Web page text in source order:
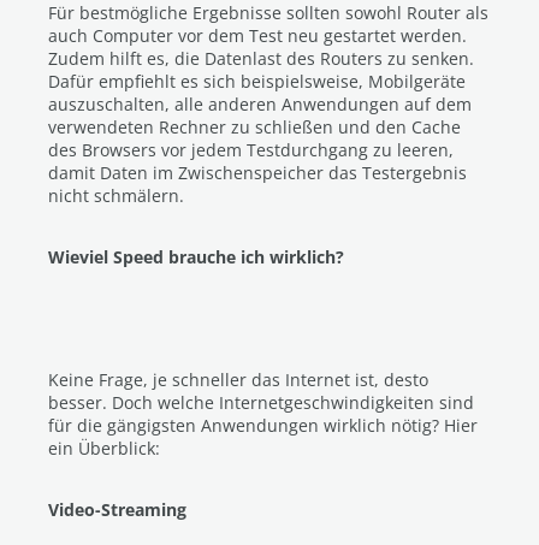
Für bestmögliche Ergebnisse sollten sowohl Router als
auch Computer vor dem Test neu gestartet werden.
Zudem hilft es, die Datenlast des Routers zu senken.
Dafür empfiehlt es sich beispielsweise, Mobilgeräte
auszuschalten, alle anderen Anwendungen auf dem
verwendeten Rechner zu schließen und den Cache
des Browsers vor jedem Testdurchgang zu leeren,
damit Daten im Zwischenspeicher das Testergebnis
nicht schmälern.
Wieviel Speed brauche ich wirklich?
Keine Frage, je schneller das Internet ist, desto
besser. Doch welche Internetgeschwindigkeiten sind
für die gängigsten Anwendungen wirklich nötig? Hier
ein Überblick:
Video-Streaming